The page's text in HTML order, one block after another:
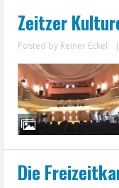
Zeitzer
Posted by Reiner Eckel |
Die